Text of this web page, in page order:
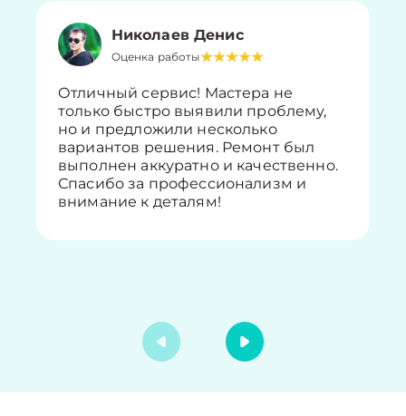
Николаев Денис
Оценка работы
Отличный сервис! Мастера не
только быстро выявили проблему,
но и предложили несколько
вариантов решения. Ремонт был
выполнен аккуратно и качественно.
Спасибо за профессионализм и
внимание к деталям!